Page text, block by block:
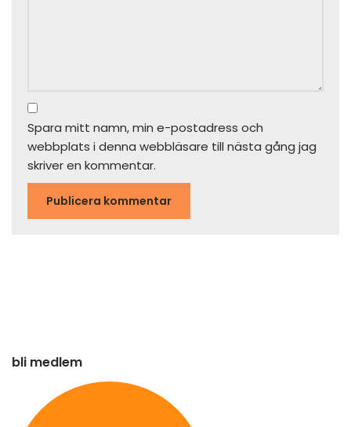
Spara mitt namn, min e-postadress och
webbplats i denna webbläsare till nästa gång jag
skriver en kommentar.
bli medlem